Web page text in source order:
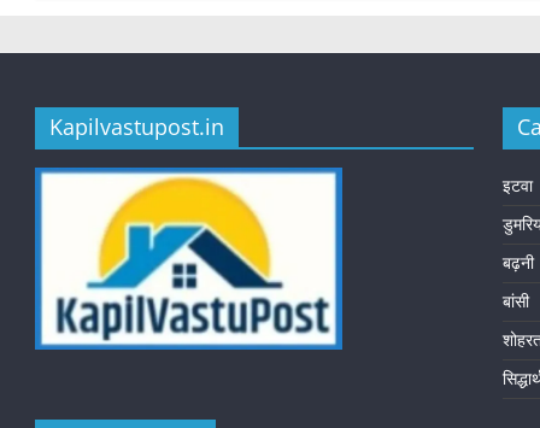
Kapilvastupost.in
इटवा
बढ़नी
बांसी